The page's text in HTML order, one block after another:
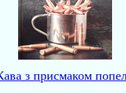
з присмаком